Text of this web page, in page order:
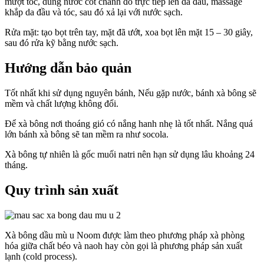
khắp da đầu và tóc, sau đó xả lại với nước sạch.
Rửa mặt: tạo bọt trên tay, mặt đã ướt, xoa bọt lên mặt 15 – 30 giây,
sau đó rửa kỹ bằng nước sạch.
Hướng dẫn bảo quản
Tốt nhất khi sử dụng nguyên bánh, Nếu gặp nước, bánh xà bông sẽ
mềm và chất lượng không đổi.
Để xà bông nơi thoáng gió có nắng hanh nhẹ là tốt nhất. Nắng quá
lớn bánh xà bông sẽ tan mềm ra như socola.
Xà bông tự nhiên là gốc muối natri nên hạn sử dụng lâu khoảng 24
tháng.
Quy trình sản xuất
Xà bông dầu mù u Noom được làm theo phương pháp xà phòng
hóa giữa chất béo và naoh hay còn gọi là phương pháp sản xuất
lạnh (cold process).